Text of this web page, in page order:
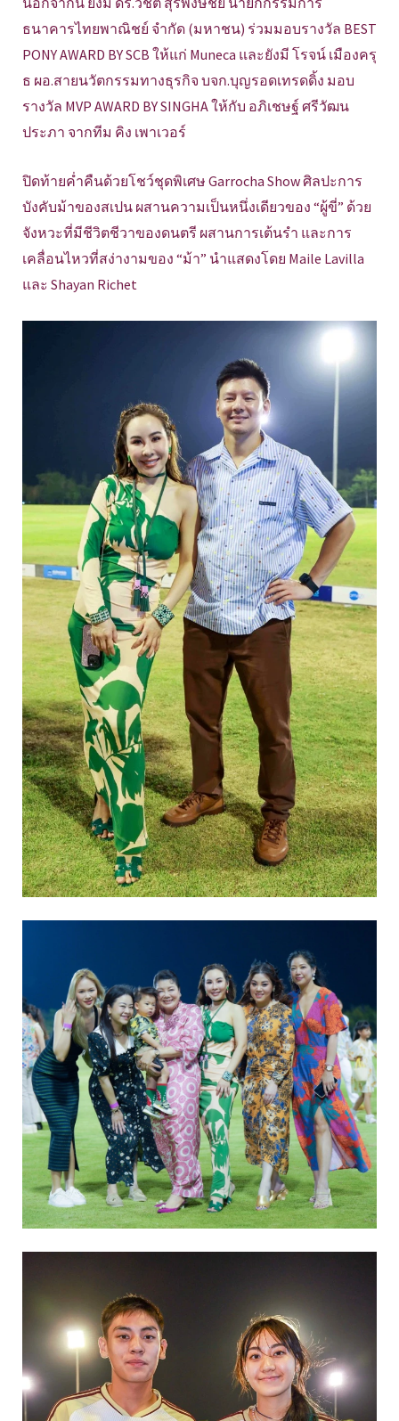
ธนาคารไทยพาณิชย์ จำกัด (มหาชน) ร่วมมอบรางวัล BEST
PONY AWARD BY SCB ให้แก่ Muneca และยังมี โรจน์ เมืองครุ
ธ ผอ.สายนวัตกรรมทางธุรกิจ บจก.บุญรอดเทรดดิ้ง มอบ
รางวัล MVP AWARD BY SINGHA ให้กับ อภิเชษฐ์ ศรีวัฒน
ประภา จากทีม คิง เพาเวอร์
ปิดท้ายค่ำคืนด้วยโชว์ชุดพิเศษ Garrocha Show ศิลปะการ
บังคับม้าของสเปน ผสานความเป็นหนึ่งเดียวของ “ผู้ขี่” ด้วย
จังหวะที่มีชีวิตชีวาของดนตรี ผสานการเต้นรำ และการ
เคลื่อนไหวที่สง่างามของ “ม้า” นำแสดงโดย Maile Lavilla
และ Shayan Richet